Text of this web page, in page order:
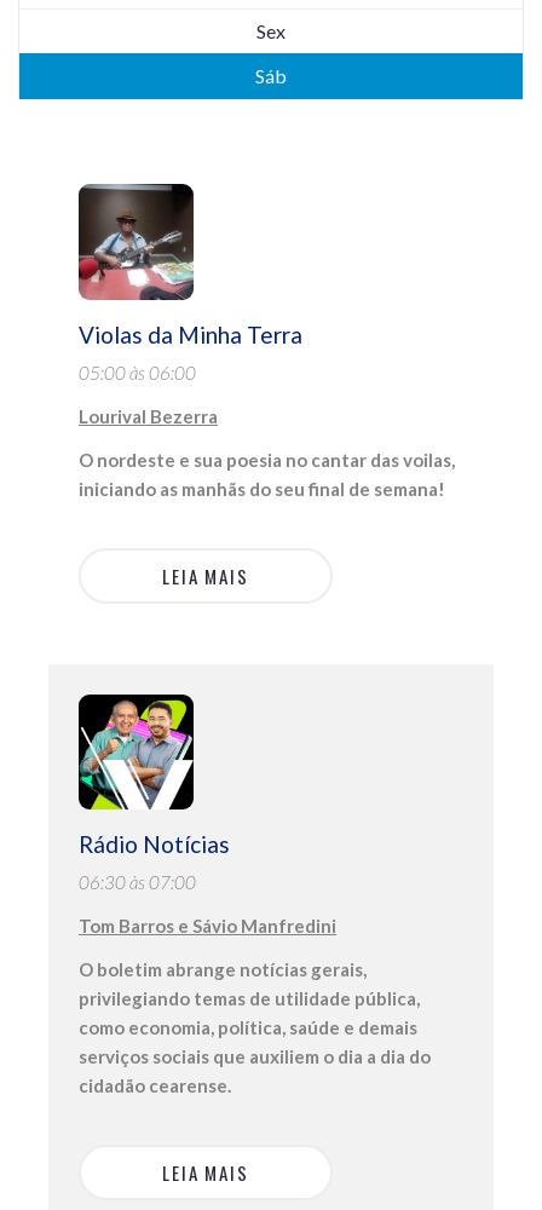
Sex
Sáb
Violas da Minha Terra
05:00 às 06:00
Lourival Bezerra
O nordeste e sua poesia no cantar das voilas,
iniciando as manhãs do seu final de semana!
LEIA MAIS
Rádio Notícias
06:30 às 07:00
Tom Barros e Sávio Manfredini
O boletim abrange notícias gerais,
privilegiando temas de utilidade pública,
como economia, política, saúde e demais
serviços sociais que auxiliem o dia a dia do
cidadão cearense.
LEIA MAIS